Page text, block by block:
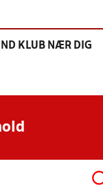
KLUB NÆR DIG